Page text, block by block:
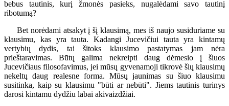
bebus tautinis, kurį žmonės pasieks, nugalėdami savo tautinį
ribotumą?
Bet norėdami atsakyt į šį klausimą, mes iš naujo susiduriame su
klausimu, kas yra tauta. Kadangi Jucevičiui tauta yra kintamų
vertybių dydis, tai šitoks klausimo pastatymas jam nėra
prieštaravimas. Būtų galima nekreipti daug dėmesio į šiuos
Jucevičiaus filosofavimus, jei mūsų gyvenamoji tikrovė šių klausimų
nekeltų daug realesne forma. Mūsų jaunimas su šiuo klausimu
susitinka, kaip su klausimu "būti ar nebūti". Jiems tautinis turinys
darosi kintamu dydžiu labai akivaizdžiai.